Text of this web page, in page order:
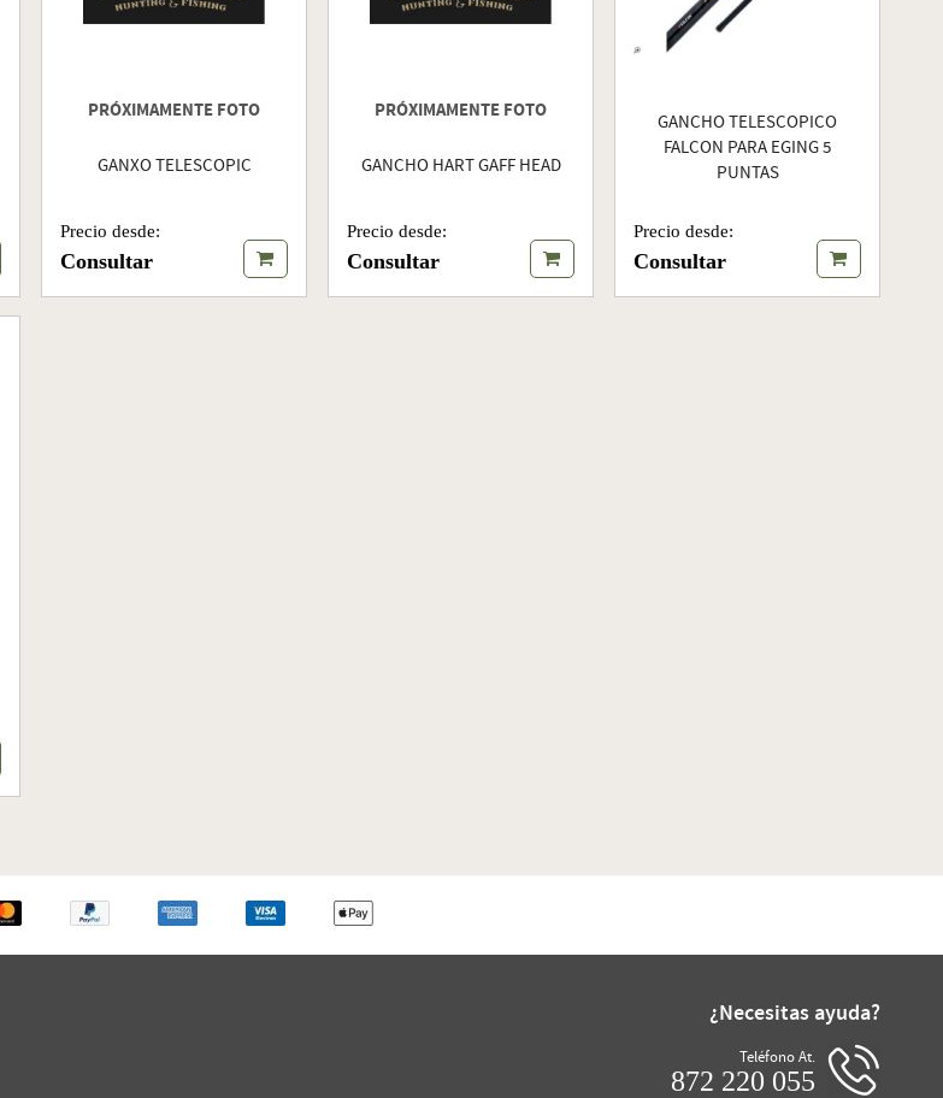
PRÓXIMAMENTE FOTO
GANXO TELESCOPIC
Precio desde:
Consultar
PRÓXIMAMENTE FOTO
GANCHO HART GAFF HEAD
Precio desde:
Consultar
GANCHO TELESCOPICO
FALCON PARA EGING 5
PUNTAS
Precio desde:
Consultar
¿Necesitas ayuda?
Teléfono At.
872 220 055